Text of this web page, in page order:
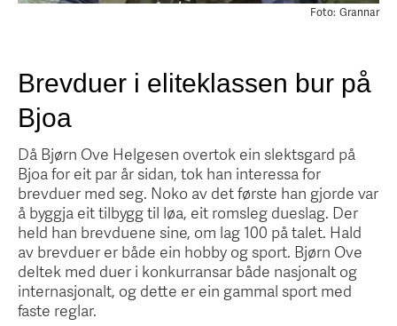
Grannar
Foto:
Brevduer i eliteklassen bur på
Bjoa
Då Bjørn Ove Helgesen overtok ein slektsgard på
Bjoa for eit par år sidan, tok han interessa for
brevduer med seg. Noko av det første han gjorde var
å byggja eit tilbygg til løa, eit romsleg dueslag. Der
held han brevduene sine, om lag 100 på talet. Hald
av brevduer er både ein hobby og sport. Bjørn Ove
deltek med duer i konkurransar både nasjonalt og
internasjonalt, og dette er ein gammal sport med
faste reglar.